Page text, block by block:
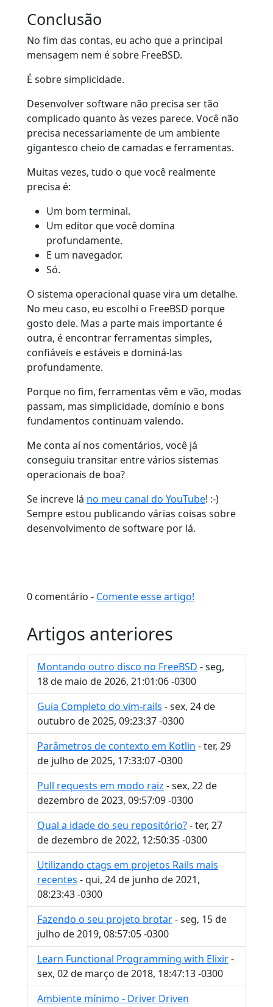
Conclusão
No fim das contas, eu acho que a principal
mensagem nem é sobre FreeBSD.
É sobre simplicidade.
Desenvolver software não precisa ser tão
complicado quanto às vezes parece. Você não
precisa necessariamente de um ambiente
gigantesco cheio de camadas e ferramentas.
Muitas vezes, tudo o que você realmente
precisa é:
Um bom terminal.
Um editor que você domina
profundamente.
E um navegador.
Só.
O sistema operacional quase vira um detalhe.
No meu caso, eu escolhi o FreeBSD porque
gosto dele. Mas a parte mais importante é
outra, é encontrar ferramentas simples,
confiáveis e estáveis e dominá-las
profundamente.
Porque no fim, ferramentas vêm e vão, modas
passam, mas simplicidade, domínio e bons
fundamentos continuam valendo.
Me conta aí nos comentários, você já
conseguiu transitar entre vários sistemas
operacionais de boa?
Se increve lá no meu canal do YouTube! :-)
Sempre estou publicando várias coisas sobre
desenvolvimento de software por lá.
0 comentário - Comente esse artigo!
Artigos anteriores
Montando outro disco no FreeBSD - seg,
18 de maio de 2026, 21:01:06 -0300
Guia Completo do vim-rails - sex, 24 de
outubro de 2025, 09:23:37 -0300
Parâmetros de contexto em Kotlin - ter, 29
de julho de 2025, 17:33:07 -0300
Pull requests em modo raiz - sex, 22 de
dezembro de 2023, 09:57:09 -0300
Qual a idade do seu repositório?- ter, 27
de dezembro de 2022, 12:50:35 -0300
Utilizando ctags em projetos Rails mais
recentes - qui, 24 de junho de 2021,
08:23:43 -0300
Fazendo o seu projeto brotar- seg, 15 de
julho de 2019, 08:57:05 -0300
Learn Functional Programming with Elixir-
sex, 02 de março de 2018, 18:47:13 -0300
Ambiente mínimo - Driver Driven